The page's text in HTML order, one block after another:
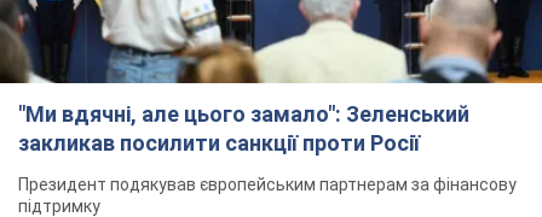
"Ми вдячні, але цього замало": Зеленський
закликав посилити санкції проти Росії
Президент подякував європейським партнерам за фінансову
підтримку